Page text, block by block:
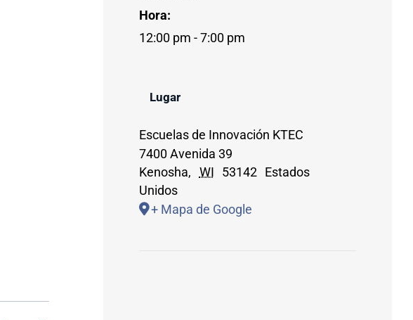
Hora:
12:00 pm - 7:00 pm
Lugar
Escuelas de Innovación KTEC
7400 Avenida 39
Kenosha, WI 53142 Estados
Unidos
+ Mapa de Google